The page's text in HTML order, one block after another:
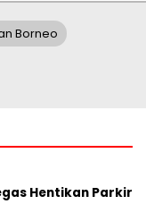
Borneo
Hentikan Parkir